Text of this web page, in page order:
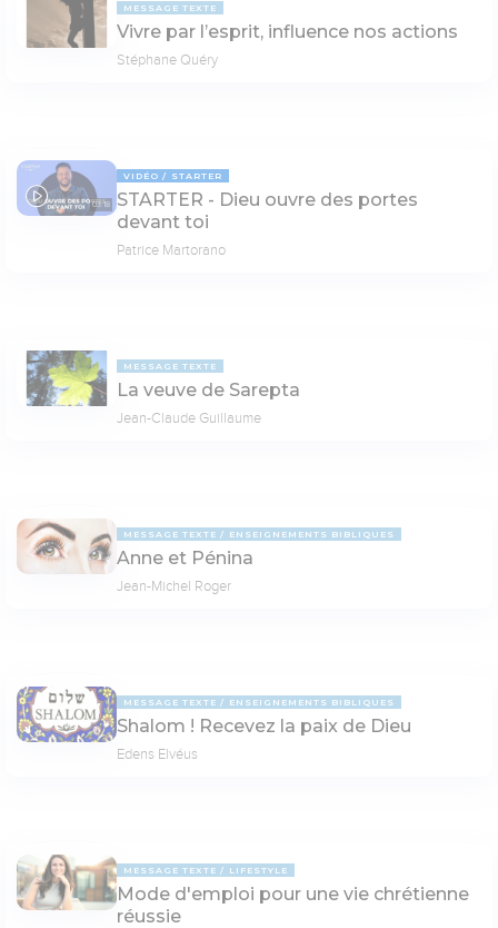
MESSAGE TEXTE
Vivre par l’esprit, influence nos actions
Stéphane Quéry
03:18
VIDÉO STARTER
STARTER - Dieu ouvre des portes
devant toi
Patrice Martorano
MESSAGE TEXTE
La veuve de Sarepta
Jean-Claude Guillaume
MESSAGE TEXTE ENSEIGNEMENTS BIBLIQUES
Anne et Pénina
Jean-Michel Roger
MESSAGE TEXTE ENSEIGNEMENTS BIBLIQUES
Shalom ! Recevez la paix de Dieu
Edens Elvéus
MESSAGE TEXTE LIFESTYLE
Mode d'emploi pour une vie chrétienne
réussie